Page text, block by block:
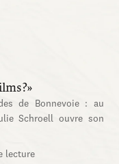
de Bonnevoie : au
Schroell ouvre son
lecture